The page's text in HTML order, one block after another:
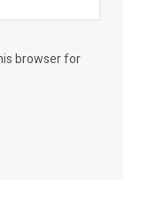
browser for